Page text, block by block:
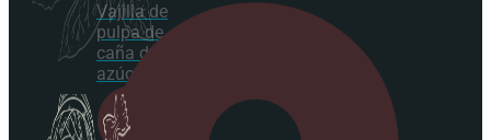
Vajilla de
pulpa de
caña de
azúcar